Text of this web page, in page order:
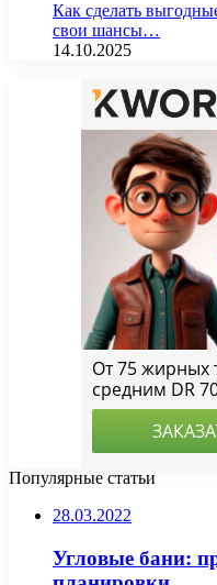
Как сделать
свои шансы…
14.10.2025
Популярные статьи
28.03.2022
Угловые бани: